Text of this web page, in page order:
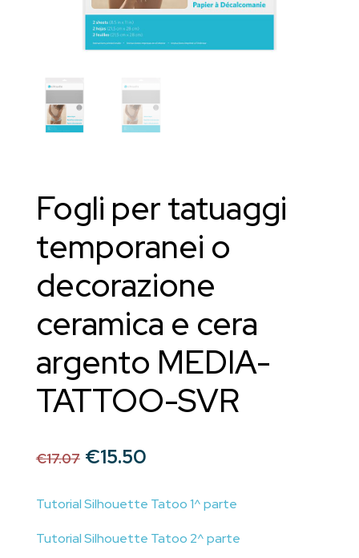
Fogli per tatuaggi
temporanei o
decorazione
ceramica e cera
argento MEDIA-
TATTOO-SVR
€17.07 Il
originale
€17.07.
€15.50Il
attuale
€15.50.
Tutorial Silhouette Tatoo 1^ parte
Tutorial Silhouette Tatoo 2^ parte